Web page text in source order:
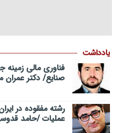
یادداشت
فناوری مالی
صنایع/ دکتر
رشته مفقوده در
عملیات /حامد